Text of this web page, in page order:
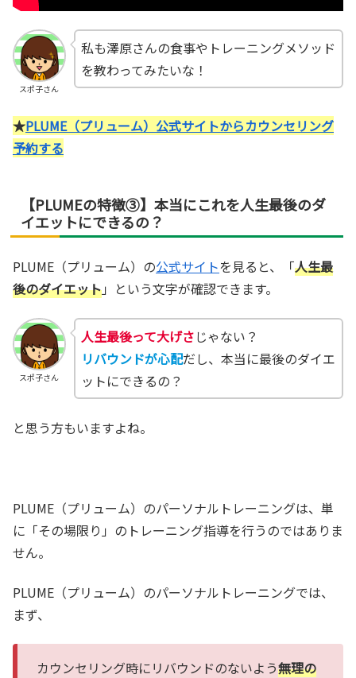
スポ子さん
私も澤原さんの食事やトレーニングメソッド
を教わってみたいな！
★PLUME（プリューム）公式サイトからカウンセリング
予約する
【PLUMEの特徴③】本当にこれを人生最後のダ
イエットにできるの？
PLUME（プリューム）の公式サイトを見ると、「人生最
後のダイエット」という文字が確認できます。
スポ子さん
人生最後って大げさじゃない？
リバウンドが心配だし、本当に最後のダイエ
ットにできるの？
と思う方もいますよね。
PLUME（プリューム）のパーソナルトレーニングは、単
に「その場限り」のトレーニング指導を行うのではありま
せん。
PLUME（プリューム）のパーソナルトレーニングでは、
まず、
カウンセリング時にリバウンドのないよう無理の